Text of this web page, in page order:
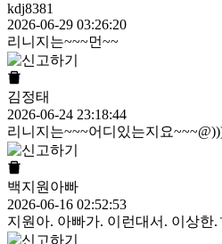
kdj8381
2026-06-29 03:26:20
리니지는~~~먼~~
김정태
2026-06-24 23:18:44
리니지는~~~어디있는지요
백지원아빠
2026-06-16 02:52:53
지원아. 아빠가. 이런대서. 이상한